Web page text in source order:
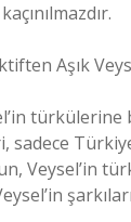
Aşık
türkülerine
sadece
Veysel’in